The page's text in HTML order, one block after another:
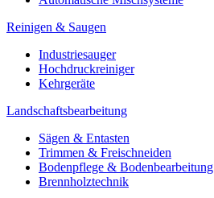
Reinigen & Saugen
Industriesauger
Hochdruckreiniger
Kehrgeräte
Landschaftsbearbeitung
Sägen & Entasten
Trimmen & Freischneiden
Bodenpflege & Bodenbearbeitung
Brennholztechnik